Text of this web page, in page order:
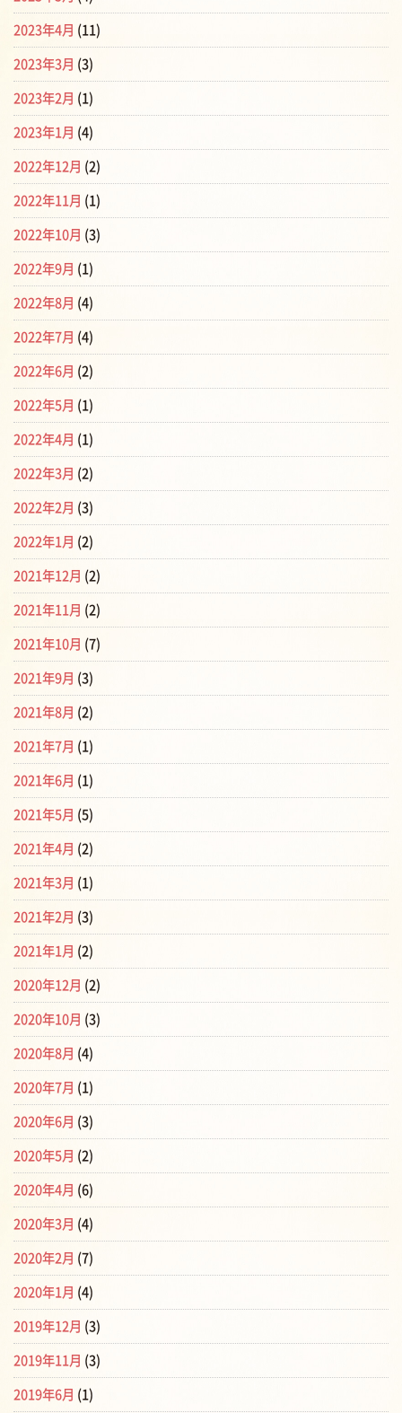
2023年4月 (11)
2023年3月 (3)
2023年2月 (1)
2023年1月 (4)
2022年12月 (2)
2022年11月 (1)
2022年10月 (3)
2022年9月 (1)
2022年8月 (4)
2022年7月 (4)
2022年6月 (2)
2022年5月 (1)
2022年4月 (1)
2022年3月 (2)
2022年2月 (3)
2022年1月 (2)
2021年12月 (2)
2021年11月 (2)
2021年10月 (7)
2021年9月 (3)
2021年8月 (2)
2021年7月 (1)
2021年6月 (1)
2021年5月 (5)
2021年4月 (2)
2021年3月 (1)
2021年2月 (3)
2021年1月 (2)
2020年12月 (2)
2020年10月 (3)
2020年8月 (4)
2020年7月 (1)
2020年6月 (3)
2020年5月 (2)
2020年4月 (6)
2020年3月 (4)
2020年2月 (7)
2020年1月 (4)
2019年12月 (3)
2019年11月 (3)
2019年6月 (1)